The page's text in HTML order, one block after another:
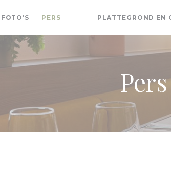
FOTO'S PERS PLATTEGROND EN
Pers